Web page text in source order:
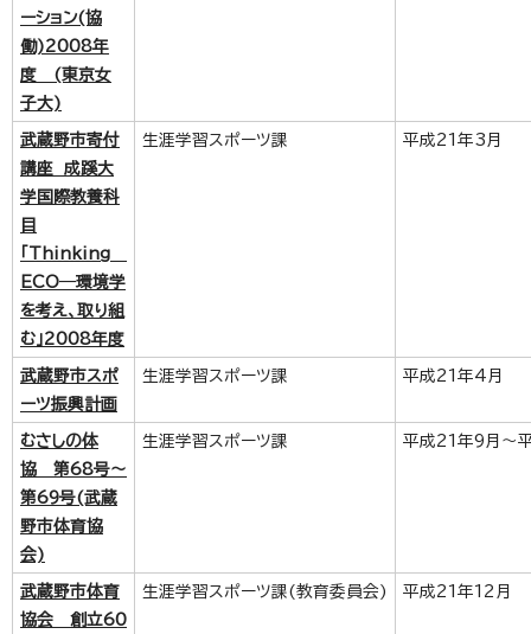
ーション(協
働)2008年
度 (東京女
子大)
武蔵野市寄付
講座 成蹊大
学国際教養科
目
「Thinking
ECO─環境学
を考え、取り組
む」2008年度
生涯学習スポーツ課 平成21年3月
武蔵野市スポ
ーツ振興計画
生涯学習スポーツ課 平成21年4月
むさしの体
協 第68号～
第69号(武蔵
野市体育協
会)
生涯学習スポーツ課 平成21年9月～
武蔵野市体育
協会 創立60
生涯学習スポーツ課(教育委員会) 平成21年12月